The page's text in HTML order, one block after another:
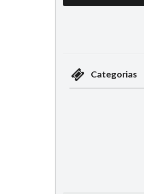
Categorias